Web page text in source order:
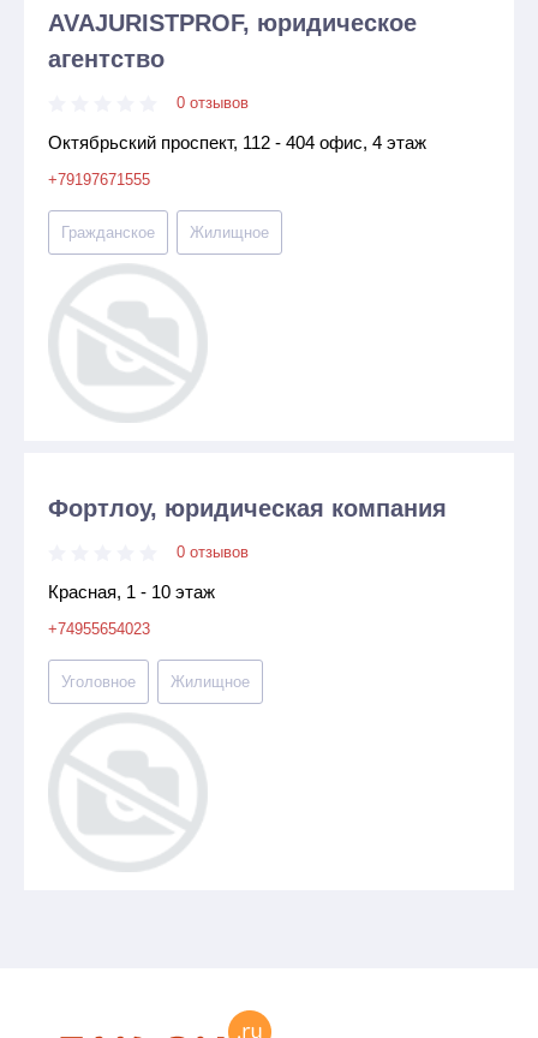
AVAJURISTPROF, юридическое
агентство
0 отзывов
Октябрьский проспект, 112 - 404 офис, 4 этаж
+79197671555
Гражданское Жилищное
Фортлоу, юридическая компания
0 отзывов
Красная, 1 - 10 этаж
+74955654023
Уголовное Жилищное